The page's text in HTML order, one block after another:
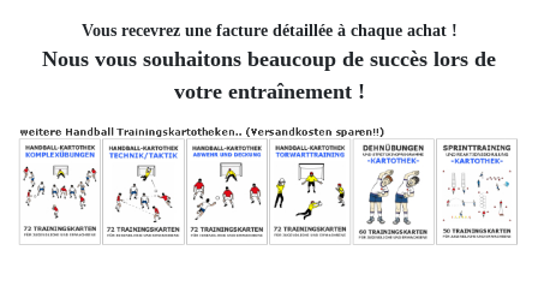
Vous recevrez une facture détaillée à chaque achat !
Nous vous souhaitons beaucoup de succès lors de
votre entraînement !